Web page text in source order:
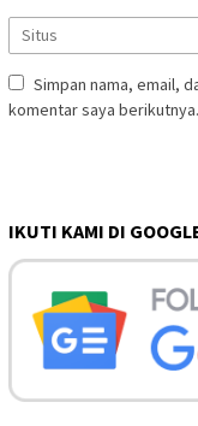
Simpan nama, email,
komentar saya berikutnya.
IKUTI KAMI DI